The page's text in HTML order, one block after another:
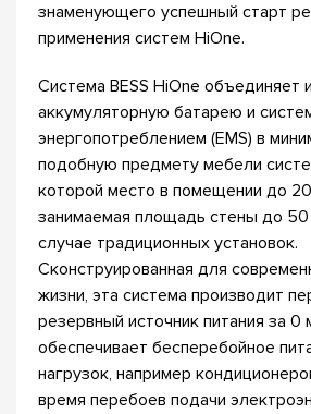
знаменующего успешный старт
применения систем HiOne.
Система BESS HiOne объединяет
аккумуляторную батарею и
энергопотреблением (EMS) в
подобную предмету мебели
которой место в помещении до
занимаемая площадь стены до
случае традиционных установок.
Сконструированная для
жизни, эта система производит
резервный источник питания за 0
обеспечивает бесперебойное
нагрузок, например
время перебоев подачи